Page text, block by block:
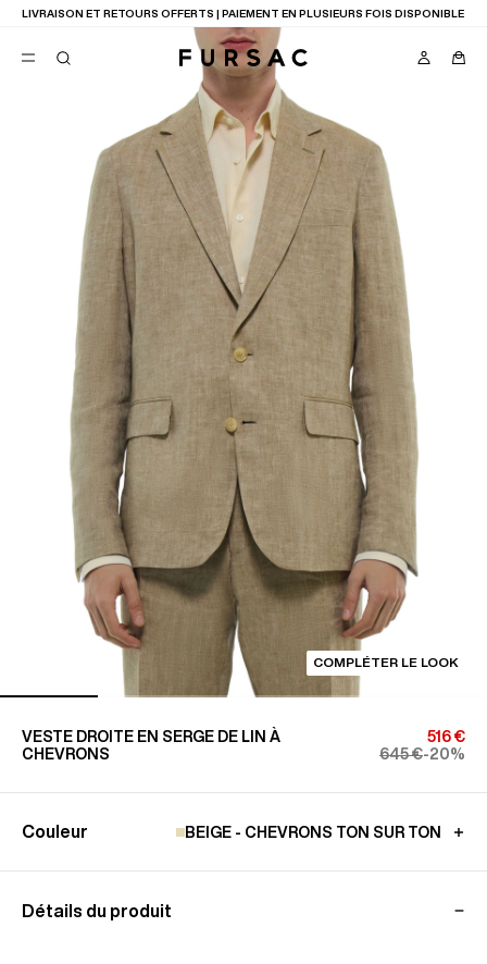
LIVRAISON ET RETOURS OFFERTS | PAIEMENT EN PLUSIEURS FOIS DISPONIBLE
COMPLÉTER LE LOOK
VESTE DROITE EN SERGE DE LIN À
CHEVRONS
516 €
645 €-20%
Couleur BEIGE - CHEVRONS TON SUR TON
Détails du produit
FAVORIS
COSTUMES
PANTALONS
BLOUSONS
SUGGESTIONS
MEILLEURES VENTES
NOUVELLE COLLECTION
LAST CHANCE